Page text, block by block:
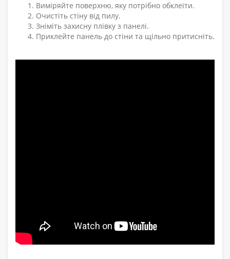
Виміряйте поверхню, яку потрібно обклеїти.
Очистіть стіну від пилу.
Зніміть захисну плівку з панелі.
Приклейте панель до стіни та щільно притисніть.